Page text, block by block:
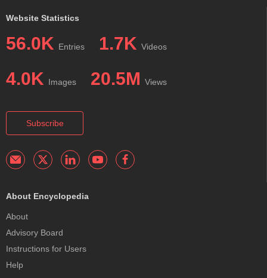
Website Statistics
56.0K Entries 1.7K Videos
4.0K Images 20.5M Views
Subscribe
About Encyclopedia
About
Advisory Board
Instructions for Users
Help